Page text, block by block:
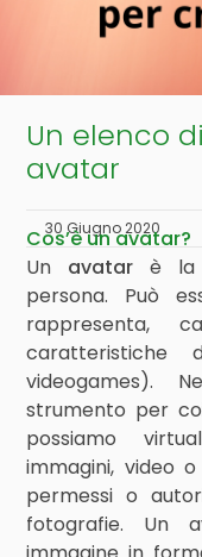
Un elenco
avatar
30 Giugno 2020
Cos’è un avatar?
Un avatar è la
persona. Può
rappresenta,
videogames).
strumento per
possiamo
immagini, video
permessi o
fotografie. Un